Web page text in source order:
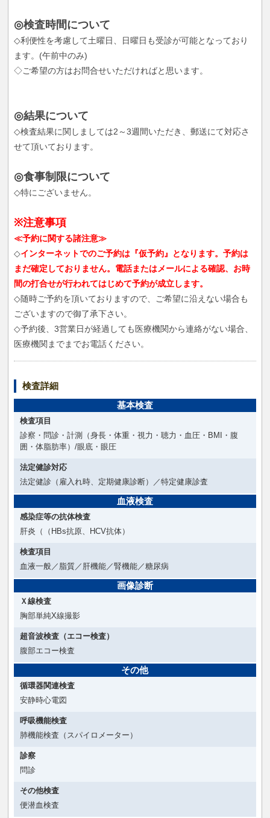
◎検査時間について
◇利便性を考慮して土曜日、日曜日も受診が可能となっており
ます。(午前中のみ)
◇ご希望の方はお問合せいただければと思います。
◎結果について
◇検査結果に関しましては2～3週間いただき、郵送にて対応さ
せて頂いております。
◎食事制限について
◇特にございません。
※注意事項
≪予約に関する諸注意≫
◇インターネットでのご予約は『仮予約』となります。予約は
まだ確定しておりません。電話またはメールによる確認、お時
間の打合せが行われてはじめて予約が成立します。
◇随時ご予約を頂いておりますので、ご希望に沿えない場合も
ございますので御了承下さい。
◇予約後、3営業日が経過しても医療機関から連絡がない場合、
医療機関までまでお電話ください。
検査詳細
基本検査
検査項目
診察・問診・計測（身長・体重・視力・聴力・血圧・BMI・腹
囲・体脂肪率）/眼底・眼圧
法定健診対応
法定健診（雇入れ時、定期健康診断）／特定健康診査
血液検査
感染症等の抗体検査
肝炎（（HBs抗原、HCV抗体）
検査項目
血液一般／脂質／肝機能／腎機能／糖尿病
画像診断
Ｘ線検査
胸部単純X線撮影
超音波検査（エコー検査）
腹部エコー検査
その他
循環器関連検査
安静時心電図
呼吸機能検査
肺機能検査（スパイロメーター）
診察
問診
その他検査
便潜血検査